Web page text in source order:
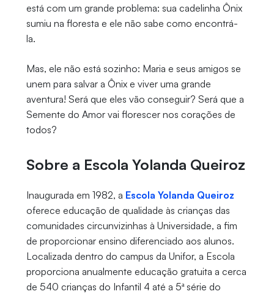
está com um grande problema: sua cadelinha Ônix
sumiu na floresta e ele não sabe como encontrá-
la.
Mas, ele não está sozinho: Maria e seus amigos se
unem para salvar a Ônix e viver uma grande
aventura! Será que eles vão conseguir? Será que a
Semente do Amor vai florescer nos corações de
todos?
Sobre a Escola Yolanda Queiroz
Inaugurada em 1982, a Escola Yolanda Queiroz
oferece educação de qualidade às crianças das
comunidades circunvizinhas à Universidade, a fim
de proporcionar ensino diferenciado aos alunos.
Localizada dentro do campus da Unifor, a Escola
proporciona anualmente educação gratuita a cerca
de 540 crianças do Infantil 4 até a 5ª série do